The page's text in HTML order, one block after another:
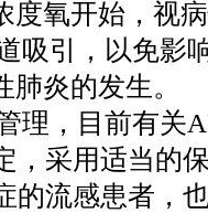
氧开始，视病
引，以免影响
炎的发生。
，目前有关
，采用适当的
的流感患者，